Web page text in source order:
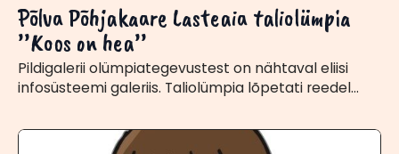
Põlva Põhjakaare Lasteaia taliolümpia
’’Koos on hea’’
Pildigalerii olümpiategevustest on nähtaval eliisi
infosüsteemi galeriis. Taliolümpia lõpetati reedel…